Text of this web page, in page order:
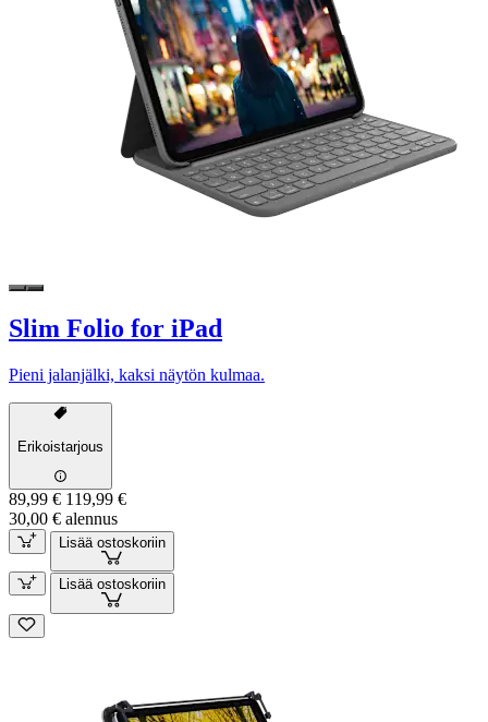
Slim Folio for iPad
Pieni jalanjälki, kaksi näytön kulmaa.
Erikoistarjous
89,99 € 119,99 €
30,00 € alennus
Lisää ostoskoriin
Lisää ostoskoriin